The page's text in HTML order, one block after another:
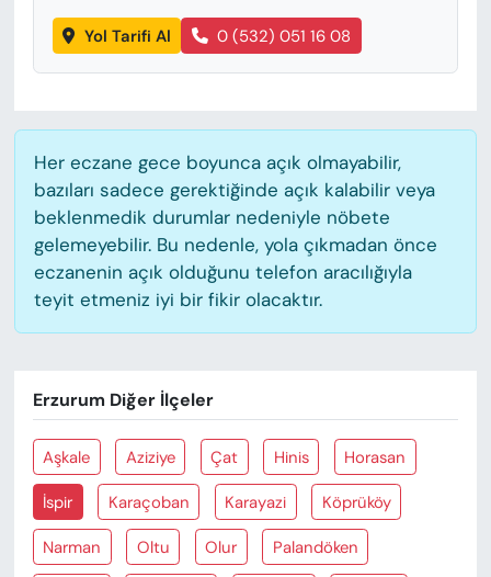
Yol Tarifi Al 0 (532) 051 16 08
Her eczane gece boyunca açık olmayabilir,
bazıları sadece gerektiğinde açık kalabilir veya
beklenmedik durumlar nedeniyle nöbete
gelemeyebilir. Bu nedenle, yola çıkmadan önce
eczanenin açık olduğunu telefon aracılığıyla
teyit etmeniz iyi bir fikir olacaktır.
Erzurum Diğer İlçeler
Aşkale Aziziye Çat Hinis Horasan
İspir Karaçoban Karayazi Köprüköy
Narman Oltu Olur Palandöken
ÖZEL HABER
YAZAR KÖŞESİ
SİYASET